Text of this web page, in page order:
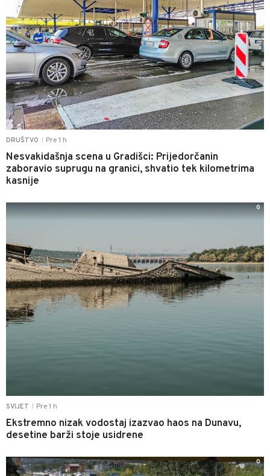
DRUŠTVO Pre 1 h
Nesvakidašnja scena u Gradišci: Prijedorčanin
zaboravio suprugu na granici, shvatio tek kilometrima
kasnije
SVIJET Pre 1 h
Ekstremno nizak vodostaj izazvao haos na Dunavu,
desetine barži stoje usidrene
0
0